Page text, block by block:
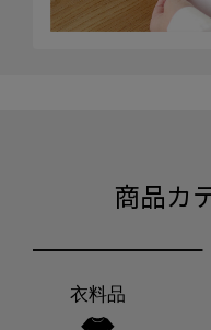
商品カ
衣料品